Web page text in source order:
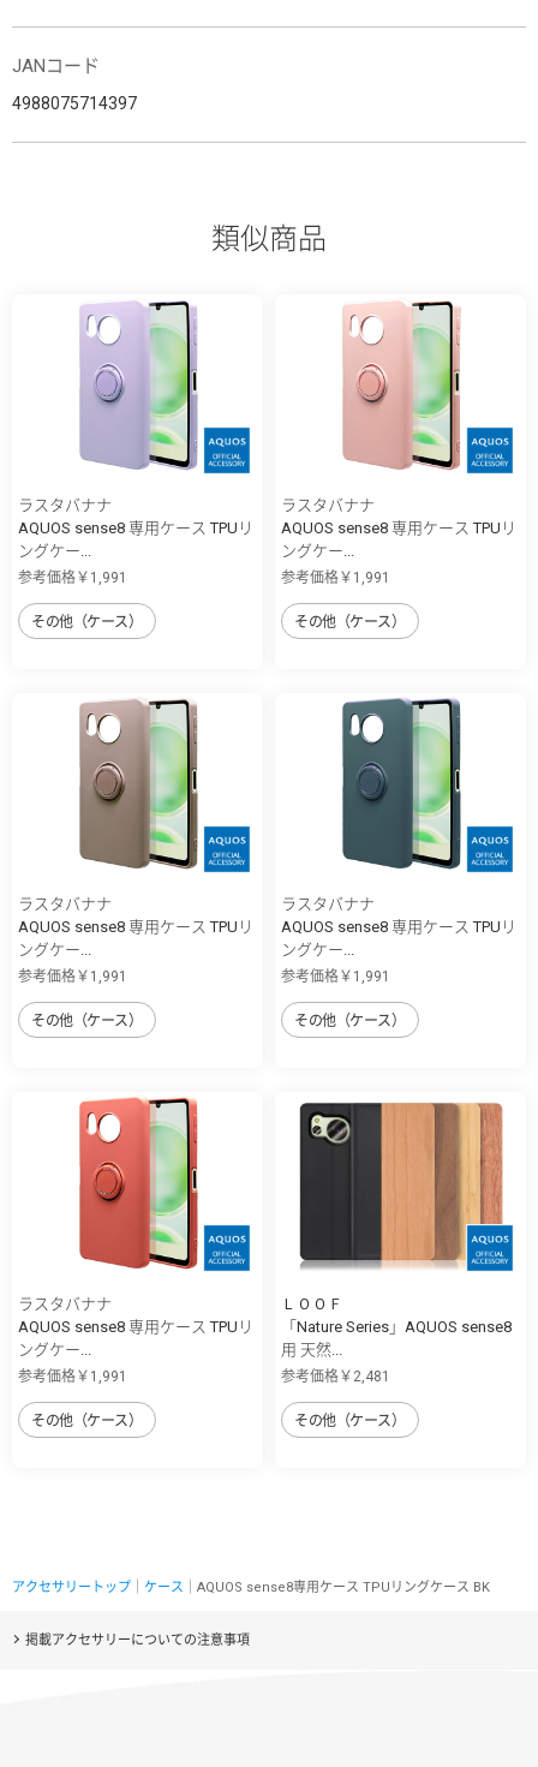
JANコード
4988075714397
類似商品
ラスタバナナ
AQUOS sense8 専用ケース TPUリ
ングケー...
参考価格￥1,991
その他（ケース）
ラスタバナナ
AQUOS sense8 専用ケース TPUリ
ングケー...
参考価格￥1,991
その他（ケース）
ラスタバナナ
AQUOS sense8 専用ケース TPUリ
ングケー...
参考価格￥1,991
その他（ケース）
ラスタバナナ
AQUOS sense8 専用ケース TPUリ
ングケー...
参考価格￥1,991
その他（ケース）
ラスタバナナ
AQUOS sense8 専用ケース TPUリ
ングケー...
参考価格￥1,991
その他（ケース）
ＬＯＯＦ
「Nature Series」AQUOS sense8
用 天然...
参考価格￥2,481
その他（ケース）
アクセサリートップ ケース ｜AQUOS sense8専用ケース TPUリングケース BK
掲載アクセサリーについての注意事項